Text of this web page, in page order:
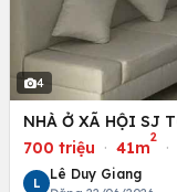
4
NHÀ Ở XÃ HỘI SJ
700 triệu · 41m
2
·
L
Lê Duy Giang